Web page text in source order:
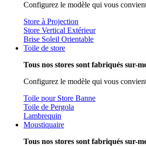
Configurez le modèle qui vous
Store à Projection
Store Vertical Extérieur
Brise Soleil Orientable
Toile de store
Tous nos stores sont fabriqués sur-
Configurez le modèle qui vous
Toile pour Store Banne
Toile de Pergola
Lambrequin
Moustiquaire
Tous nos stores sont fabriqués sur-